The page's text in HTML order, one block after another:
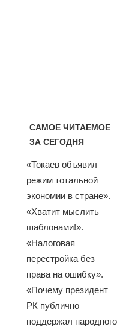
САМОЕ ЧИТАЕМОЕ
ЗА СЕГОДНЯ
«Токаев объявил
режим тотальной
экономии в стране».
«Хватит мыслить
шаблонами!».
«Налоговая
перестройка без
права на ошибку».
«Почему президент
РК публично
поддержал народного